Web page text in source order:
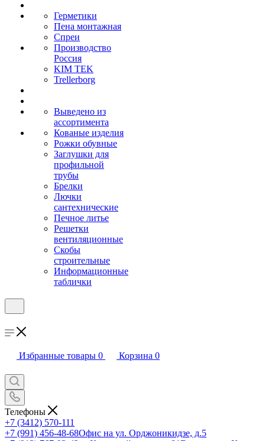
Герметики
Пена монтажная
Спреи
Производство
Россия
KIM TEK
Trellerborg
Выведено из
ассортимента
Кованые изделия
Рожки обувные
Заглушки для
профильной
трубы
Брелки
Лючки
сантехнические
Печное литье
Решетки
вентиляционные
Скобы
строительные
Информационные
таблички
Избранные товары 0 Корзина 0
Телефоны
+7 (3412) 570-111
+7 (991) 456-48-68Офис на ул. Орджоникидзе, д.5